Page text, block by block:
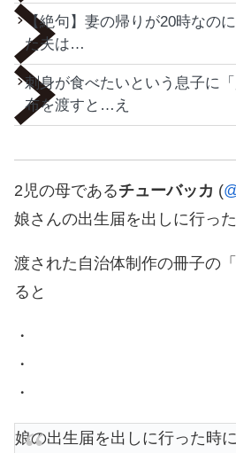
【絶句】妻の帰りが20時なの
た夫は…
刺身が食べたいという息子に
布を渡すと…え
2児の母であるチューバッカ (
娘さんの出生届を出しに行った
渡された自治体制作の冊子の
ると
・
・
・
娘の出生届を出しに行った時